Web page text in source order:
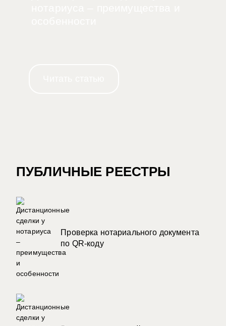
ПУБЛИЧНЫЕ РЕЕСТРЫ
Проверка нотариального документа
по QR-коду